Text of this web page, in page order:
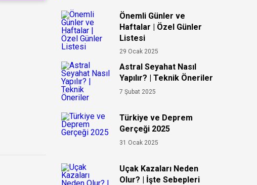
Önemli Günler ve
Haftalar | Özel Günler
Listesi
29 Ocak 2025
Astral Seyahat Nasıl
Yapılır? | Teknik Öneriler
7 Şubat 2025
Türkiye ve Deprem
Gerçeği 2025
31 Ocak 2025
Uçak Kazaları Neden
Olur? | İşte Sebepleri